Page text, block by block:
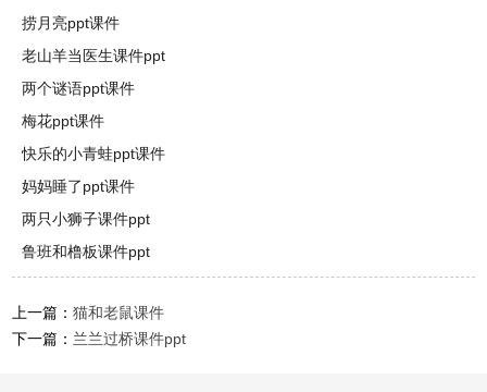
捞月亮ppt课件
老山羊当医生课件ppt
两个谜语ppt课件
梅花ppt课件
快乐的小青蛙ppt课件
妈妈睡了ppt课件
两只小狮子课件ppt
鲁班和橹板课件ppt
上一篇：猫和老鼠课件
下一篇： 兰兰过桥课件ppt